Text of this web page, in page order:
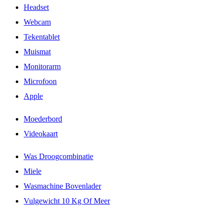
Headset
Webcam
Tekentablet
Muismat
Monitorarm
Microfoon
Apple
Moederbord
Videokaart
Was Droogcombinatie
Miele
Wasmachine Bovenlader
Vulgewicht 10 Kg Of Meer